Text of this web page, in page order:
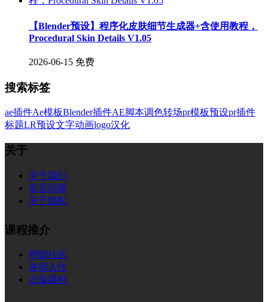
【Blender预设】程序化皮肤细节生成器+含使用教程，
Procedural Skin Details V1.05
2026-06-15 免费
搜索标签
ae插件Ae模板Blender插件AE脚本调色转场pr模板预设pr插件
标题LR预设文字动画logo汉化
关于
关于我们
常见问题
关于隐私
课程推介
帮助社区
讲师入住
正版课程